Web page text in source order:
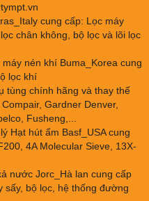
cung cấp: Lọc máy
chân không, bộ lọc và lõi lọc
nén khí Buma_Korea cung
lọc khí
tùng chính hãng và thay thế
Gardner Denver,
Fusheng,...
Hạt hút ẩm Basf_USA cung
4A Molecular Sieve, 13X-
nước Jorc_Hà lan cung cấp
sấy, bộ lọc, hệ thống đường